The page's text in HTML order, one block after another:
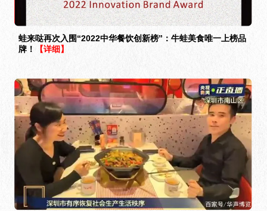
蛙来哒再次入围“2022中华餐饮创新榜”：牛蛙美食唯一上榜品
牌！
【详细】